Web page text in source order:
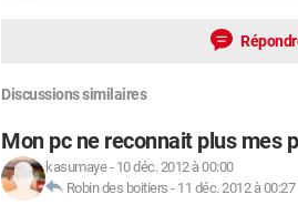
Discussions similaires
Mon pc ne reconnait plus mes
kasumaye- 10 déc. 2012 à 00:00
Robin des boitiers - 11 déc. 2012 à 00:27